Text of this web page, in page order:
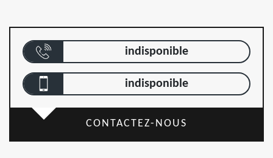
indisponible
indisponible
CONTACTEZ-NOUS